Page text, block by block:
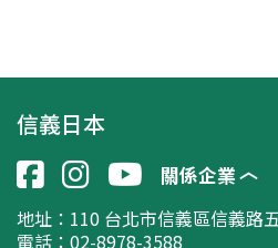
信義日本
關係企業
地址： 110 台北市信義區信義路
電話：02-8978-3588